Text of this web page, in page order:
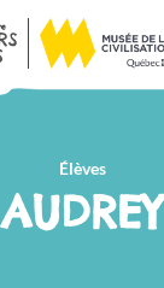
Élèves
AUDREY